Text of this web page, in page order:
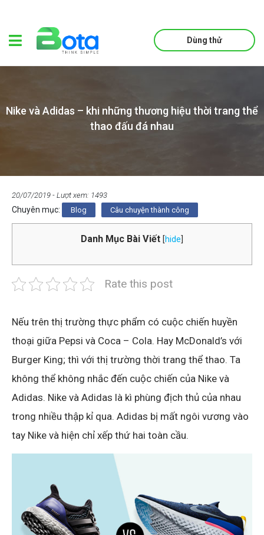
Dùng thử
Nike và Adidas – khi những thương hiệu thời trang thể
thao đấu đá nhau
20/07/2019 - Lượt xem: 1493
Chuyên mục: Blog Câu chuyện thành công
Danh Mục Bài Viết [hide
Rate this post
Nếu trên thị trường thực phẩm có cuộc chiến huyền
thoại giữa Pepsi và Coca – Cola. Hay McDonald’s với
Burger King; thì với thị trường thời trang thể thao. Ta
không thể không nhắc đến cuộc chiến của Nike và
Adidas. Nike và Adidas là kì phùng địch thủ của nhau
trong nhiều thập kỉ qua. Adidas bị mất ngôi vương vào
tay Nike và hiện chỉ xếp thứ hai toàn cầu.